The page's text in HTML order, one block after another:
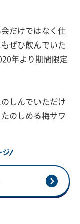
だけではなく仕
ぜひ飲んでいた
年より期間限定
しんでいただけ
のしめる梅サワ
ジ